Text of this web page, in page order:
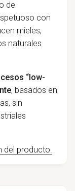
de
con
mieles,
naturales
“low-
, basados en
sin
del producto.